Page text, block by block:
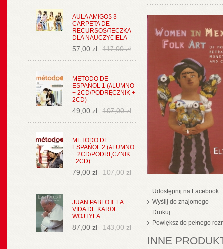
AULA AMIGOS 3
CARPETA DE
RECURSOS/TECZKA
DLA NAUCZYCIELA
57,00 zł 117,00 zł
METODO DE
ESPAŃOL 1 (ALUMNO
+ 2CD/PODRĘCZNIK +
2CD)
49,00 zł 107,00 zł
METODO DE
ESPAŃOL 2 (ALUMNO
+ 2CD/PODRĘCZNIK
+2CD)
79,00 zł 107,00 zł
JUAN PABLO II: LA
VIDA DE KAROL
WOJTYLA
87,00 zł 143,00 zł
Udostępnij na Facebook
Wyślij do znajomego
Drukuj
Powiększ do pełnego
INNE